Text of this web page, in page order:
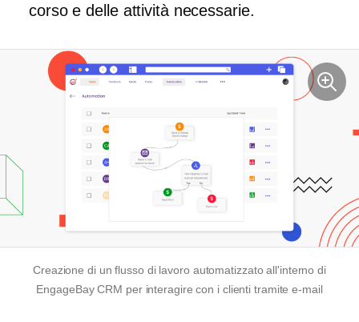
corso e delle attività necessarie.
Creazione di un flusso di lavoro automatizzato all'interno di
EngageBay CRM per interagire con i clienti tramite e-mail